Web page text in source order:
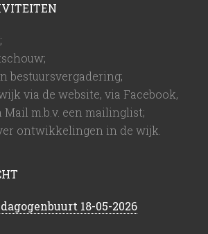
bestuursvergadering;
via de website, via Facebook,
Mail m.b.v. een mailinglist;
ontwikkelingen in de wijk.
18-05-2026